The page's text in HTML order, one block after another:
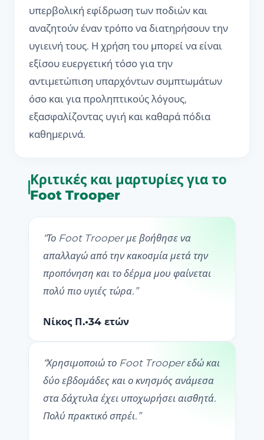
υπερβολική εφίδρωση των ποδιών και
αναζητούν έναν τρόπο να διατηρήσουν την
υγιεινή τους. Η χρήση του μπορεί να είναι
εξίσου ευεργετική τόσο για την
αντιμετώπιση υπαρχόντων συμπτωμάτων
όσο και για προληπτικούς λόγους,
εξασφαλίζοντας υγιή και καθαρά πόδια
καθημερινά.
Κριτικές και μαρτυρίες για το
Foot Trooper
“Το Foot Trooper με βοήθησε να
απαλλαγώ από την κακοσμία μετά την
προπόνηση και το δέρμα μου φαίνεται
πολύ πιο υγιές τώρα. ”
Νίκος Π.•34 ετών
“Χρησιμοποιώ το Foot Trooper εδώ και
δύο εβδομάδες και ο κνησμός ανάμεσα
στα δάχτυλα έχει υποχωρήσει αισθητά.
Πολύ πρακτικό σπρέι. ”